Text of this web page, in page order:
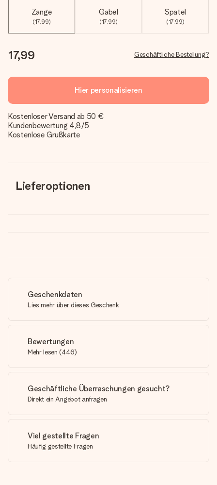
Zange
(17,99)
Gabel
(17,99)
Spatel
(17,99)
17,99 Geschäftliche Bestellung?
Hier personalisieren
Kostenloser Versand ab 50 €
Kundenbewertung 4,8/5
Kostenlose Grußkarte
Lieferoptionen
Geschenkdaten
Lies mehr über dieses Geschenk
Bewertungen
Mehr lesen (446)
Geschäftliche Überraschungen gesucht?
Direkt ein Angebot anfragen
Viel gestellte Fragen
Häufig gestellte Fragen